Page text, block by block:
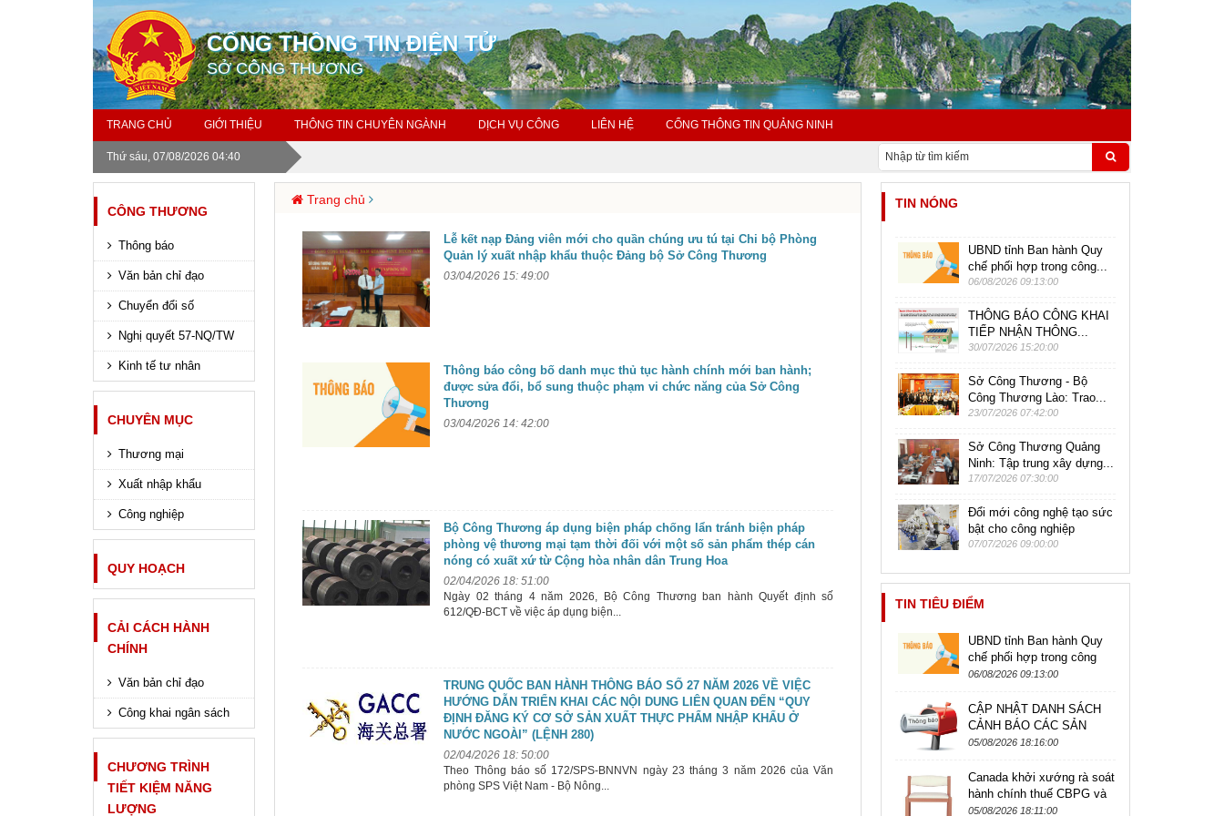
CỔNG THÔNG TIN ĐIỆN TỬ
SỞ CÔNG THƯƠNG
TRANG CHỦ GIỚI THIỆU THÔNG TIN CHUYÊN NGÀNH DỊCH VỤ CÔNG LIÊN HỆ CỔNG THÔNG TIN QUẢNG NINH
Thứ sáu, 07/08/2026 04:40
CÔNG THƯƠNG
Thông báo
Văn bản chỉ đạo
Chuyển đổi số
Nghị quyết 57-NQ/TW
Kinh tế tư nhân
CHUYÊN MỤC
Thương mại
Xuất nhập khẩu
Công nghiệp
QUY HOẠCH
CẢI CÁCH HÀNH
CHÍNH
Văn bản chỉ đạo
Công khai ngân sách
CHƯƠNG TRÌNH
TIẾT KIỆM NĂNG
LƯỢNG
Trang chủ
Lễ kết nạp Đảng viên mới cho quần chúng ưu tú tại Chi bộ Phòng
Quản lý xuất nhập khẩu thuộc Đảng bộ Sở Công Thương
03/04/2026 15: 49:00
Thông báo công bố danh mục thủ tục hành chính mới ban hành;
được sửa đổi, bổ sung thuộc phạm vi chức năng của Sở Công
Thương
03/04/2026 14: 42:00
Bộ Công Thương áp dụng biện pháp chống lẩn tránh biện pháp
phòng vệ thương mại tạm thời đối với một số sản phẩm thép cán
nóng có xuất xứ từ Cộng hòa nhân dân Trung Hoa
02/04/2026 18: 51:00
Ngày 02 tháng 4 năm 2026, Bộ Công Thương ban hành Quyết định số
612/QĐ-BCT về việc áp dụng biện...
TRUNG QUỐC BAN HÀNH THÔNG BÁO SỐ 27 NĂM 2026 VỀ VIỆC
HƯỚNG DẪN TRIỂN KHAI CÁC NỘI DUNG LIÊN QUAN ĐẾN “QUY
ĐỊNH ĐĂNG KÝ CƠ SỞ SẢN XUẤT THỰC PHẨM NHẬP KHẨU Ở
NƯỚC NGOÀI” (LỆNH 280)
02/04/2026 18: 50:00
Theo Thông báo số 172/SPS-BNNVN ngày 23 tháng 3 năm 2026 của Văn
phòng SPS Việt Nam - Bộ Nông...
TIN NÓNG
UBND tỉnh Ban hành Quy
chế phối hợp trong công...
06/08/2026 09:13:00
THÔNG BÁO CÔNG KHAI
TIẾP NHẬN THÔNG...
30/07/2026 15:20:00
Sở Công Thương - Bộ
Công Thương Lào: Trao...
23/07/2026 07:42:00
Sở Công Thương Quảng
Ninh: Tập trung xây dựng...
17/07/2026 07:30:00
Đổi mới công nghệ tạo sức
bật cho công nghiệp
07/07/2026 09:00:00
TIN TIÊU ĐIỂM
UBND tỉnh Ban hành Quy
chế phối hợp trong công
tác kiểm tra, giám sát hoạt
phương...
06/08/2026 09:13:00
CẬP NHẬT DANH SÁCH
CẢNH BÁO CÁC SẢN
PHẨM CÓ NGUY CƠ BỊ
PHÁP PHÒNG VỆ
THƯƠNG MẠI,...
05/08/2026 18:16:00
Canada khởi xướng rà soát
hành chính thuế CBPG và
CTC đối với sản phẩm ghế
05/08/2026 18:11:00